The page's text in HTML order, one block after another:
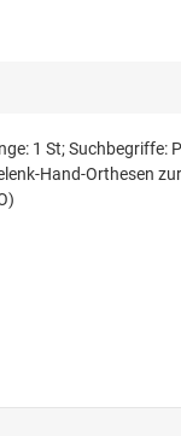
1 St;
Hand-Orthesen